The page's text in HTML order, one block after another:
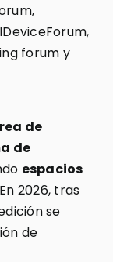
forum y
de
de
espacios
2026, tras
se
de